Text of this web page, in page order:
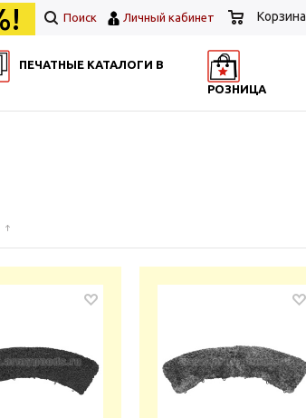
Поиск Личный кабинет Корзина
ПЕЧАТНЫЕ КАТАЛОГИ В
РОЗНИЦА